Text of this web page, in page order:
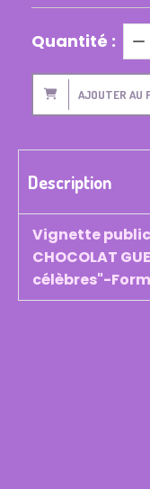
Quantité :
AJOUTER AU
Description
Vignette
CHOCOLAT
célèbres"-